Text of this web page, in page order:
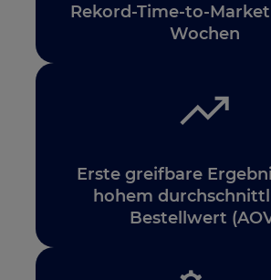
Rekord-Time-to-
Wochen
Erste greifbare
hohem
Bestellwert